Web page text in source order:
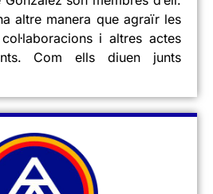
altre manera que agraïr les
i altres actes
Com ells diuen junts